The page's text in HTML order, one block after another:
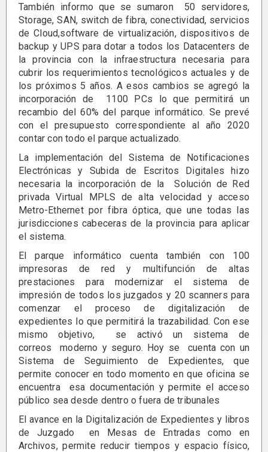
También informo que se sumaron 50 servidores,
Storage, SAN, switch de fibra, conectividad, servicios
de Cloud,software de virtualización, dispositivos de
backup y UPS para dotar a todos los Datacenters de
la provincia con la infraestructura necesaria para
cubrir los requerimientos tecnológicos actuales y de
los próximos 5 años. A esos cambios se agregó la
incorporación de 1100 PCs lo que permitirá un
recambio del 60% del parque informático. Se prevé
con el presupuesto correspondiente al año 2020
contar con todo el parque actualizado.
La implementación del Sistema de Notificaciones
Electrónicas y Subida de Escritos Digitales hizo
necesaria la incorporación de la Solución de Red
privada Virtual MPLS de alta velocidad y acceso
Metro-Ethernet por fibra óptica, que une todas las
jurisdicciones cabeceras de la provincia para aplicar
el sistema.
El parque informático cuenta también con 100
impresoras de red y multifunción de altas
prestaciones para modernizar el sistema de
impresión de todos los juzgados y 20 scanners para
comenzar el proceso de digitalización de
expedientes lo que permitirá la trazabilidad. Con ese
mismo objetivo, se activó un sistema de
correos moderno y seguro. Hoy se cuenta con un
Sistema de Seguimiento de Expedientes, que
permite conocer en todo momento en que oficina se
encuentra esa documentación y permite el acceso
público sea desde dentro o fuera de tribunales
El avance en la Digitalización de Expedientes y libros
de Juzgado en Mesas de Entradas como en
Archivos, permite reducir tiempos y espacio físico,